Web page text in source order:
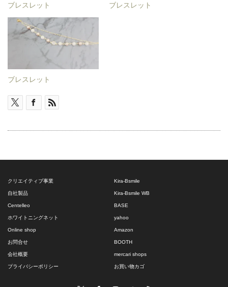
ブレスレット ブレスレット
ブレスレット
クリエイティブ事業
自社製品
Centelleo
ホワイトニングネット
Online shop
お問合せ
会社概要
プライバシーポリシー
Kira-Bsmile
Kira-Bsmile WB
BASE
yahoo
Amazon
BOOTH
mercari shops
お買い物カゴ